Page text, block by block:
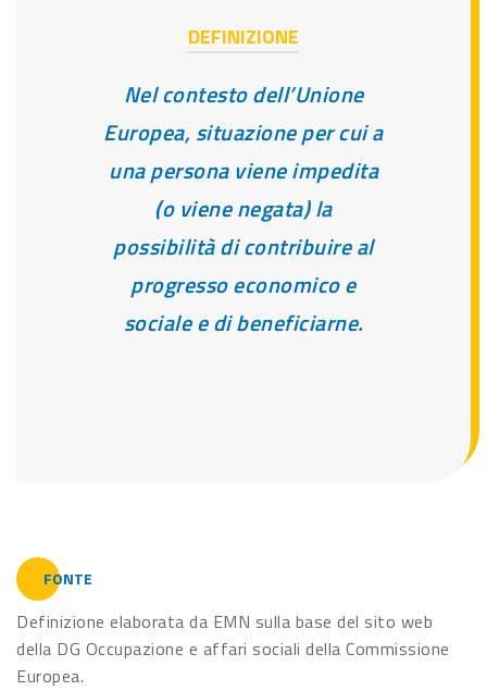
DEFINIZIONE
Nel contesto dell’Unione
Europea, situazione per cui a
una persona viene impedita
(o viene negata) la
possibilità di contribuire al
progresso economico e
sociale e di beneficiarne.
FONTE
Definizione elaborata da EMN sulla base del sito web
della DG Occupazione e affari sociali della Commissione
Europea.